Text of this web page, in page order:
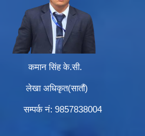
कमान सिंह के.सी.
लेखा अधिकृत(सातौं)
सम्पर्क न‌ं: 9857838004